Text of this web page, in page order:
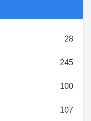
28
245
100
107